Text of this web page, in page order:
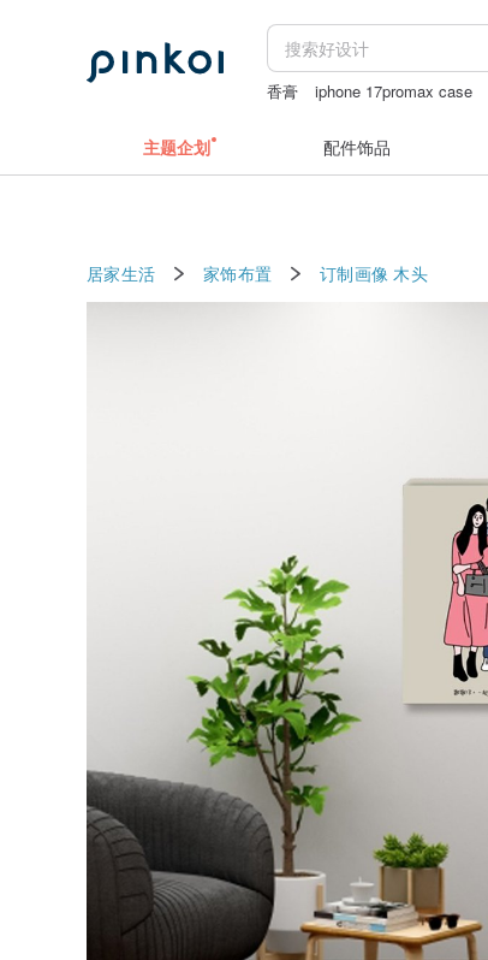
香膏 iphone 17promax case
主题企划 配件饰品
居家生活 家饰布置 订制画像 木头